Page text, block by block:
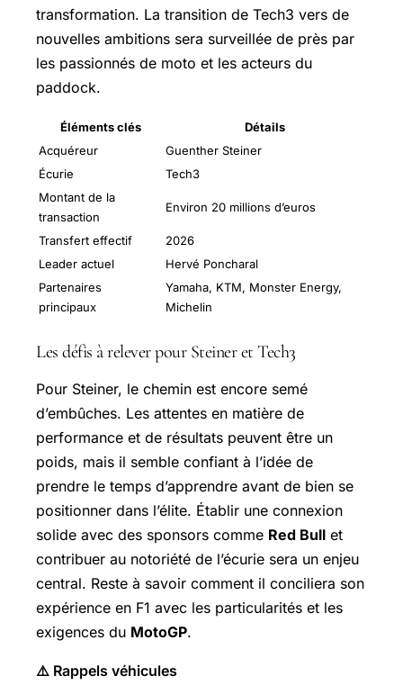
transformation. La transition de Tech3 vers de
nouvelles ambitions sera surveillée de près par
les passionnés de moto et les acteurs du
paddock.
Éléments clés
Détails
Acquéreur
Guenther Steiner
Écurie
Tech3
Montant de la
transaction
Environ 20 millions d’euros
Transfert effectif
2026
Leader actuel
Hervé Poncharal
Partenaires
principaux
Yamaha, KTM, Monster Energy,
Michelin
Les défis à relever pour Steiner et Tech3
Pour Steiner, le chemin est encore semé
d’embûches. Les attentes en matière de
performance et de résultats peuvent être un
poids, mais il semble confiant à l’idée de
prendre le temps d’apprendre avant de bien se
positionner dans l’élite. Établir une connexion
solide avec des sponsors comme Red Bull et
contribuer au notoriété de l’écurie sera un enjeu
central. Reste à savoir comment il conciliera son
expérience en F1 avec les particularités et les
exigences du MotoGP.
⚠️ Rappels véhicules